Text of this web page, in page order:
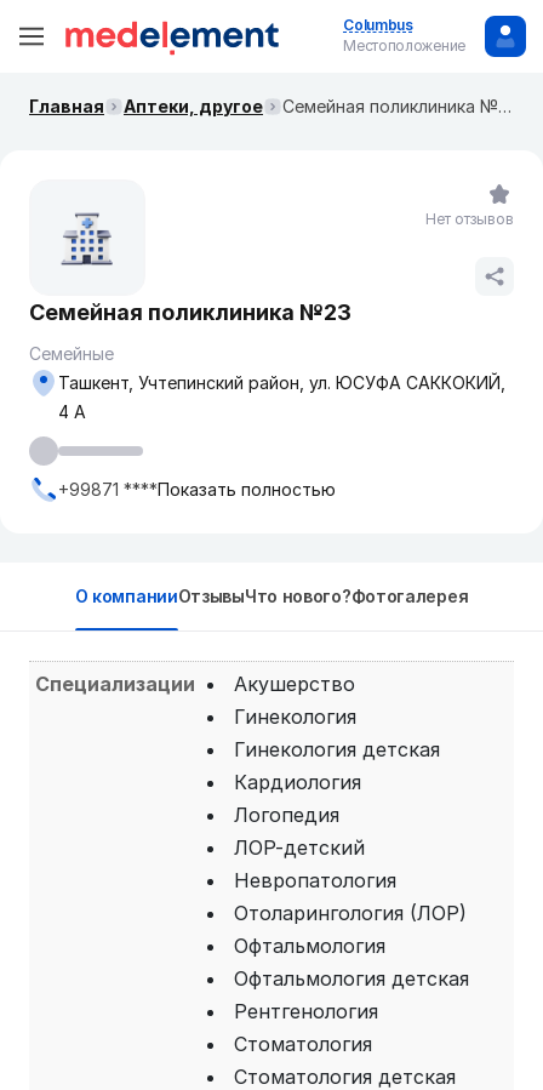
Columbus
Местоположение
Главная Аптеки, другое Семейная поликлиника №23
Семейная поликлиника №23
Семейные
Ташкент, Учтепинский район, ул. ЮСУФА САККОКИЙ,
4 А
+99871 ****Показать полностью
Нет отзывов
О компанииОтзывыЧто нового?Фотогалерея
Специализации
Акушерство
Гинекология
Гинекология детская
Кардиология
Логопедия
ЛОР-детский
Невропатология
Отоларингология (ЛОР)
Офтальмология
Офтальмология детская
Рентгенология
Стоматология
Стоматология детская